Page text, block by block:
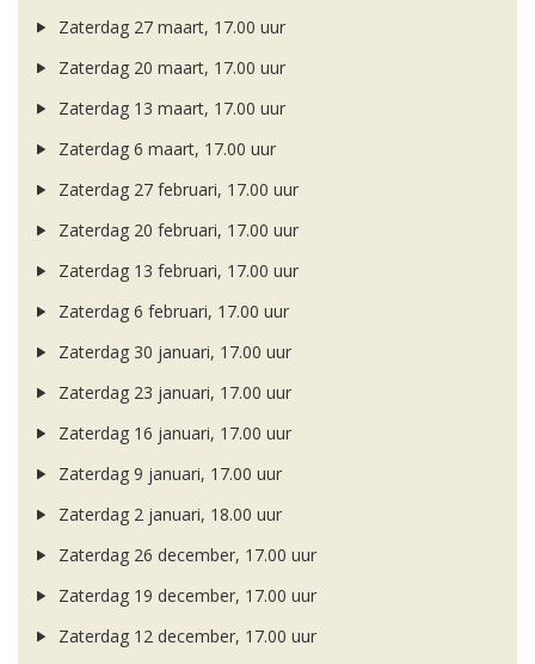
Zaterdag 27 maart, 17.00 uur
Zaterdag 20 maart, 17.00 uur
Zaterdag 13 maart, 17.00 uur
Zaterdag 6 maart, 17.00 uur
Zaterdag 27 februari, 17.00 uur
Zaterdag 20 februari, 17.00 uur
Zaterdag 13 februari, 17.00 uur
Zaterdag 6 februari, 17.00 uur
Zaterdag 30 januari, 17.00 uur
Zaterdag 23 januari, 17.00 uur
Zaterdag 16 januari, 17.00 uur
Zaterdag 9 januari, 17.00 uur
Zaterdag 2 januari, 18.00 uur
Zaterdag 26 december, 17.00 uur
Zaterdag 19 december, 17.00 uur
Zaterdag 12 december, 17.00 uur